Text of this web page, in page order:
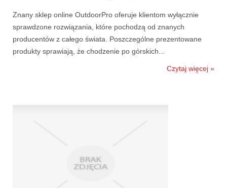
Znany sklep online OutdoorPro oferuje klientom wyłącznie
sprawdzone rozwiązania, które pochodzą od znanych
producentów z całego świata. Poszczególne prezentowane
produkty sprawiają, że chodzenie po górskich...
Czytaj więcej »